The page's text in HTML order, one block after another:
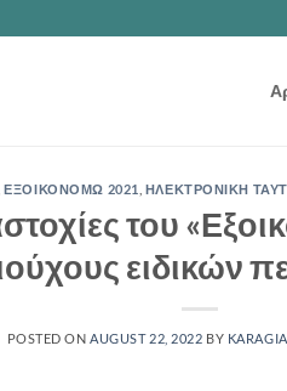
,ΕΞΟΙΚΟΝΟΜΩ 2021 ΗΛΕΚΤΡΟΝΙΚΗ
του
ειδικών
POSTED ON AUGUST 22, 2022 BY